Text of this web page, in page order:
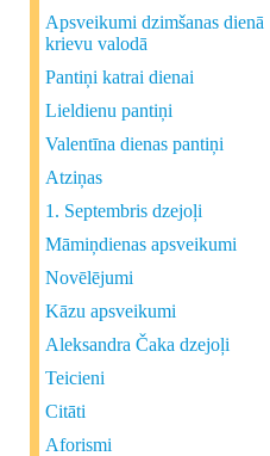
Apsveikumi dzimšanas dienā
krievu valodā
Pantiņi katrai dienai
Lieldienu pantiņi
Valentīna dienas pantiņi
Atziņas
1. Septembris dzejoļi
Māmiņdienas apsveikumi
Novēlējumi
Kāzu apsveikumi
Aleksandra Čaka dzejoļi
Teicieni
Citāti
Aforismi